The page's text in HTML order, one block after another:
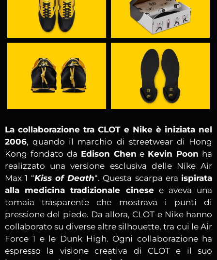
La collaborazione tra CLOT e Nike è iniziata nel
2006, quando il marchio di streetwear di Hong
Kong fondato da Edison Chen e Kevin Poon ha
realizzato una versione esclusiva delle Nike Air
Max 1 “Kiss of Death“. Questa scarpa era ispirata
alla medicina tradizionale cinesee aveva una
tomaia trasparente che mostrava i punti di
pressione del piede. Da allora, CLOT e Nike hanno
collaborato su diverse altre silhouette, tra cui le Air
Force 1 e le Dunk High. Ogni collaborazione ha
espresso la visione creativa di CLOT e il suo